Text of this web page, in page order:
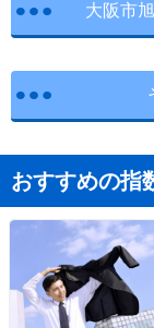
大阪市
おすすめの指